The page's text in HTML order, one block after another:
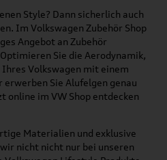
Style? Dann sicherlich auch
Im Volkswagen Zubehör Shop
Angebot an Zubehör
Sie die Aerodynamik,
Volkswagen mit einem
Sie Alufelgen genau
online im VW Shop entdecken
Materialien und exklusive
nicht nicht nur bei unseren